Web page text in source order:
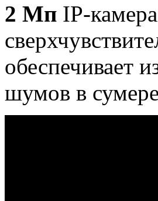
2 Мп IP-камера
обеспечивает
шумов в